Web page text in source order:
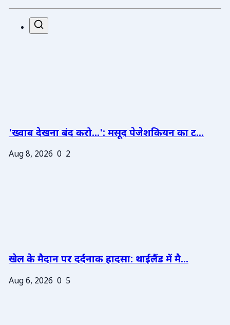
'ख्वाब देखना बंद करो...': मसूद पेजेशकियन का ट...
Aug 8, 2026 0 2
खेल के मैदान पर दर्दनाक हादसा: थाईलैंड में मै...
Aug 6, 2026 0 5